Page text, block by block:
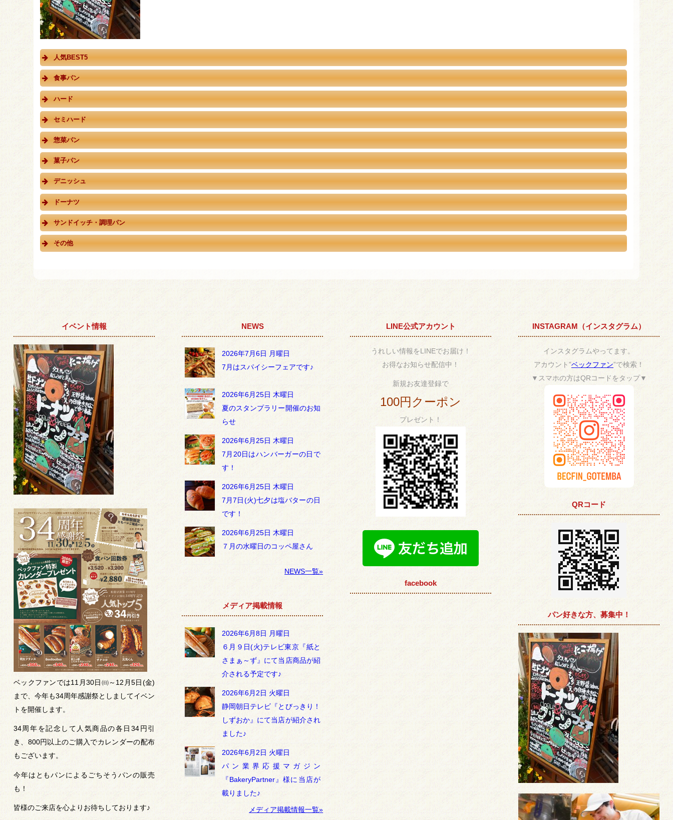
人気BEST5
食事パン
ハード
セミハード
惣菜パン
菓子パン
デニッシュ
ドーナツ
サンドイッチ・調理パン
その他
イベント情報
ベックファンでは11月30日㈰～12月5日(金)
まで、今年も34周年感謝祭としましてイベン
トを開催します。
34周年を記念して人気商品の各日34円引
き、800円以上のご購入でカレンダーの配布
もございます。
今年はともパンによるごちそうパンの販売
も！
皆様のご来店を心よりお待ちしております♪
NEWS
2026年7月6日 月曜日
7月はスパイシーフェアです♪
2026年6月25日 木曜日
夏のスタンプラリー開催のお知
らせ
2026年6月25日 木曜日
7月20日はハンバーガーの日で
す！
2026年6月25日 木曜日
7月7日(火)七夕は塩バターの日
です！
2026年6月25日 木曜日
７月の水曜日のコッペ屋さん
NEWS一覧»
メディア掲載情報
2026年6月8日 月曜日
６月９日(火)テレビ東京『紙と
さまぁ～ず』にて当店商品が紹
介される予定です♪
2026年6月2日 火曜日
静岡朝日テレビ『とびっきり！
しずおか』にて当店が紹介され
ました♪
2026年6月2日 火曜日
パン業界応援マガジン
『BakeryPartner』様に当店が
載りました♪
メディア掲載情報一覧»
LINE公式アカウント
うれしい情報をLINEでお届け！
お得なお知らせ配信中！
新規お友達登録で
100円クーポン
プレゼント！
facebook
INSTAGRAM（インスタグラム）
インスタグラムやってます。
アカウント”ベックファン”で検索！
▼スマホの方はQRコードをタップ▼
QRコード
パン好きな方、募集中！